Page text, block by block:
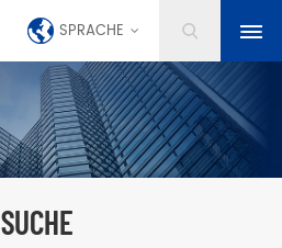
SPRACHE
SUCHE